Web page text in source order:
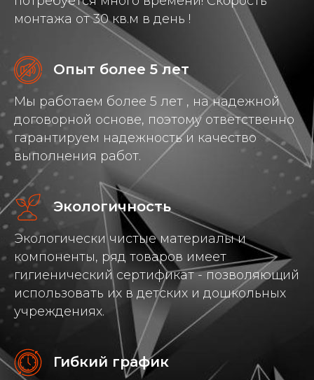
монтажа от 30 кв.м в день !
Опыт более 5 лет
Мы работаем более 5 лет , на надежной
договорной основе, поэтому ответственно
гарантируем надежность и качество
выполнения работ.
Экологичность
Экологически чистые материалы и
компоненты, ряд товаров имеет
гигиенический сертификат - позволяющий
использовать их в детских и дошкольных
учреждениях.
Гибкий график